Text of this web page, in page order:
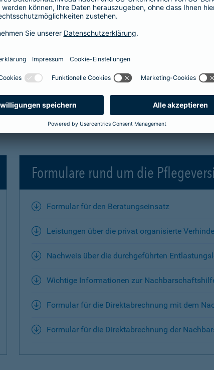
Formulare rund um die
Formular für den Beratungseinsatz
Leistungen über die privat organisierte
Nachweis über die durchgeführten
Wichtige Informationen zur
Formular für die Direktabrechnung mit dem
Formular für die Direktabrechnung der